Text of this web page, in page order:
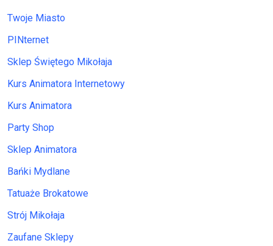
Twoje Miasto
PINternet
Sklep Świętego Mikołaja
Kurs Animatora Internetowy
Kurs Animatora
Party Shop
Sklep Animatora
Bańki Mydlane
Tatuaże Brokatowe
Strój Mikołaja
Zaufane Sklepy